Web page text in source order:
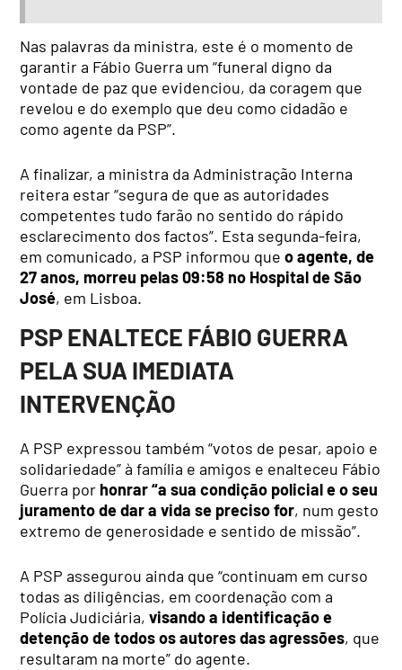
Nas palavras da ministra, este é o momento de
garantir a Fábio Guerra um “funeral digno da
vontade de paz que evidenciou, da coragem que
revelou e do exemplo que deu como cidadão e
como agente da PSP”.
A finalizar, a ministra da Administração Interna
reitera estar “segura de que as autoridades
competentes tudo farão no sentido do rápido
esclarecimento dos factos”. Esta segunda-feira,
em comunicado, a PSP informou queo agente, de
27 anos, morreu pelas 09:58 no Hospital de São
José, em Lisboa.
PSP ENALTECE FÁBIO GUERRA
PELA SUA IMEDIATA
INTERVENÇÃO
A PSP expressou também “votos de pesar, apoio e
solidariedade” à família e amigos e enalteceu Fábio
Guerra por honrar “a sua condição policial e o seu
juramento de dar a vida se preciso for, num gesto
extremo de generosidade e sentido de missão”.
A PSP assegurou ainda que “continuam em curso
todas as diligências, em coordenação com a
Polícia Judiciária,visando a identificação e
detenção de todos os autores das agressões, que
resultaram na morte” do agente.